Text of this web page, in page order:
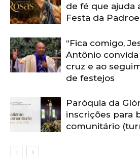
de fé que ajuda
Festa da
“Fica comigo,
Antônio convida
cruz e ao
de festejos
Paróquia da
inscrições para
comunitário